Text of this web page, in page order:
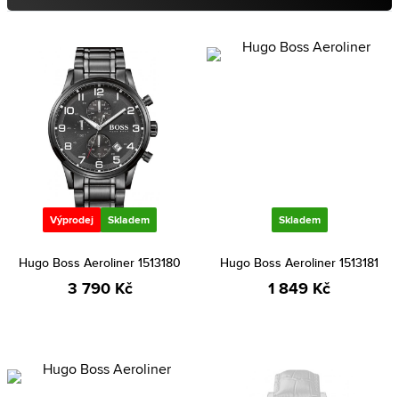
Výprodej Skladem
Hugo Boss Aeroliner 1513180
3 790 Kč
Skladem
Hugo Boss Aeroliner 1513181
1 849 Kč